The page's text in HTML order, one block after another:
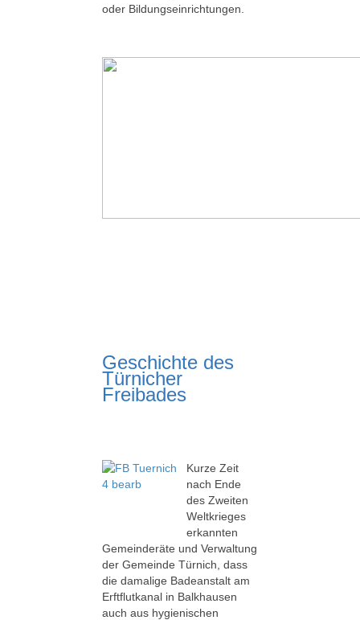
oder Bildungseinrichtungen.
Geschichte des
Türnicher
Freibades
Kurze Zeit
nach Ende
des Zweiten
Weltkrieges
erkannten
Gemeinderäte und Verwaltung
der Gemeinde Türnich, dass
die damalige Badeanstalt am
Erftflutkanal in Balkhausen
auch aus hygienischen